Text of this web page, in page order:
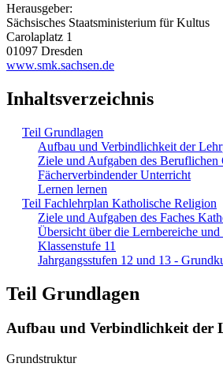
Herausgeber:
Sächsisches Staatsministerium für Kultus
Carolaplatz 1
01097 Dresden
www.smk.sachsen.de
Inhaltsverzeichnis
Teil Grundlagen
Aufbau und Verbindlichkeit der
Ziele und Aufgaben des Beruflichen
Fächerverbindender Unterricht
Lernen lernen
Teil Fachlehrplan Katholische Religion
Ziele und Aufgaben des Faches
Übersicht über die Lernbereiche
Klassenstufe 11
Jahrgangsstufen 12 und 13 -
Teil Grundlagen
Aufbau und Verbindlichkeit der
Grundstruktur